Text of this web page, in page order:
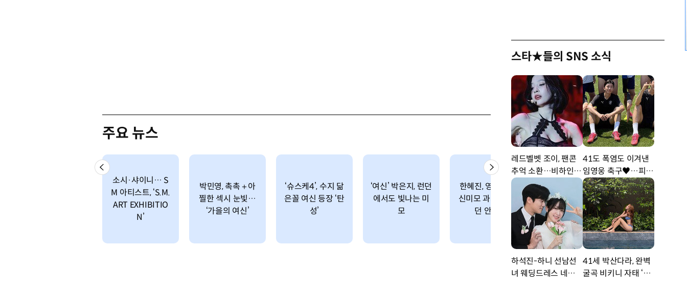
주요 뉴스
소시·샤이니… S
M 아티스트, ‘S.M.
ART EXHIBITIO
N’
박민영, 촉촉＋아
찔한 섹시 눈빛…
‘가을의 여신’
‘슈스케4’, 수지 닮
은꼴 여신 등장 ‘탄
성’
‘여신’ 박은지, 런던
에서도 빛나는 미
모
한혜진, 영국서 여
신미모 과시… “런
던 안녕”
[포토] 소녀시대,
‘무릎담요는 필수!’
[포토] 샤이니,
자님 포스 ‘매력
철철~’
스타★들의 SNS 소식
레드벨벳 조이, 팬콘
추억 소환…비하인드
공개 [DA★]
41도 폭염도 이겨낸
임영웅 축구♥…피지
컬 난리 [DA★]
하석진-하니 선남선
녀 웨딩드레스 네컷사
41세 박산다라, 완벽
굴곡 비키니 자태 ‘부